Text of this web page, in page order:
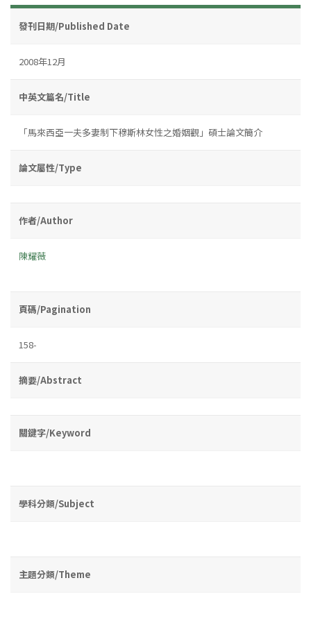
發刊日期/Published Date
2008年12月
中英文篇名/Title
「馬來西亞一夫多妻制下穆斯林女性之婚姻觀」碩士論文簡介
論文屬性/Type
作者/Author
陳耀薇
頁碼/Pagination
158-
摘要/Abstract
關鍵字/Keyword
學科分類/Subject
主題分類/Theme